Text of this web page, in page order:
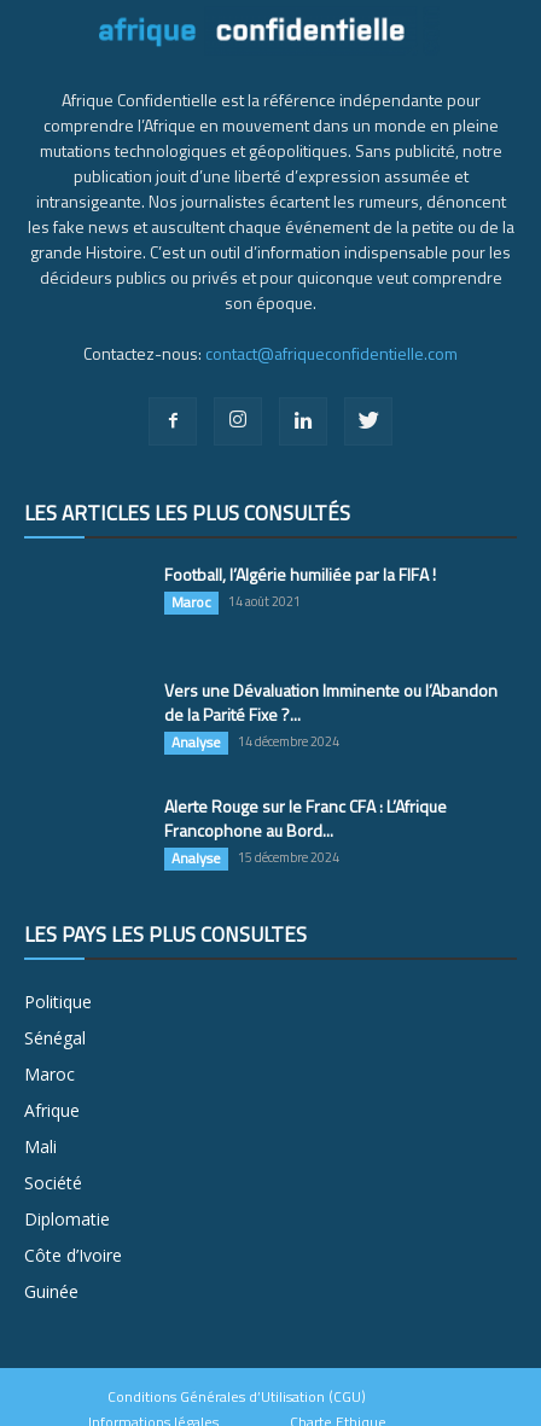
Afrique Confidentielle est la référence indépendante pour
comprendre l’Afrique en mouvement dans un monde en pleine
mutations technologiques et géopolitiques. Sans publicité, notre
publication jouit d’une liberté d’expression assumée et
intransigeante. Nos journalistes écartent les rumeurs, dénoncent
les fake news et auscultent chaque événement de la petite ou de la
grande Histoire. C’est un outil d’information indispensable pour les
décideurs publics ou privés et pour quiconque veut comprendre
son époque.
Contactez-nous: contact@afriqueconfidentielle.com
LES ARTICLES LES PLUS CONSULTÉS
Football, l’Algérie humiliée par la FIFA !
Maroc 14 août 2021
Vers une Dévaluation Imminente ou l’Abandon
de la Parité Fixe ?...
Analyse 14 décembre 2024
Alerte Rouge sur le Franc CFA : L’Afrique
Francophone au Bord...
Analyse 15 décembre 2024
LES PAYS LES PLUS CONSULTÉS
Politique
Sénégal
Maroc
Afrique
Mali
Société
Diplomatie
Côte d’Ivoire
Guinée
Conditions Générales d’Utilisation (CGU)